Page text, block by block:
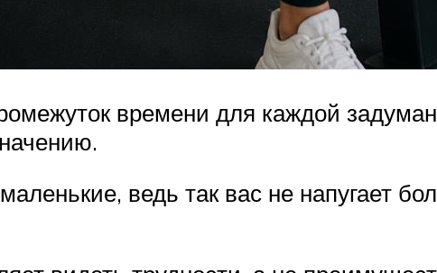
времени для каждой
ведь так вас не напугает